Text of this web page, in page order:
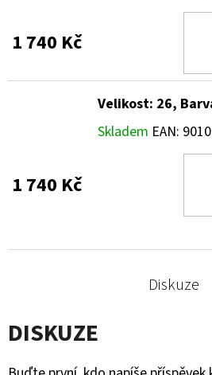
1 740 Kč
Velikost: 26,
Skladem EAN:
1 740 Kč
Diskuze
DISKUZE